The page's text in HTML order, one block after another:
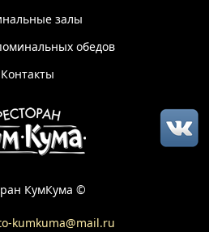
залы
обедов
Контакты
КумКума ©
kumkuma@mail.ru